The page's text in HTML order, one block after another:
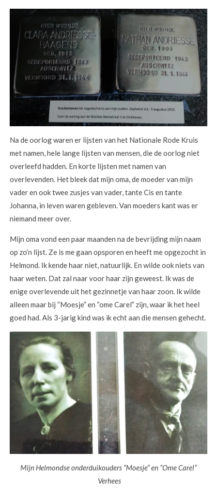
Na de oorlog waren er lijsten van het Nationale Rode Kruis
met namen, hele lange lijsten van mensen, die de oorlog niet
overleefd hadden. En korte lijsten met namen van
overlevenden. Het bleek dat mijn oma, de moeder van mijn
vader en ook twee zusjes van vader, tante Cis en tante
Johanna, in leven waren gebleven. Van moeders kant was er
niemand meer over.
Mijn oma vond een paar maanden na de bevrijding mijn naam
op zo’n lijst. Ze is me gaan opsporen en heeft me opgezocht in
Helmond. Ik kende haar niet, natuurlijk. En wilde ook niets van
haar weten. Dat zal naar voor haar zijn geweest. Ik was de
enige overlevende uit het gezinnetje van haar zoon. Ik wilde
alleen maar bij “Moesje” en “ome Carel” zijn, waar ik het heel
goed had. Als 3-jarig kind was ik echt aan die mensen gehecht.
Mijn Helmondse onderduikouders “Moesje” en “Ome Carel”
Verhees